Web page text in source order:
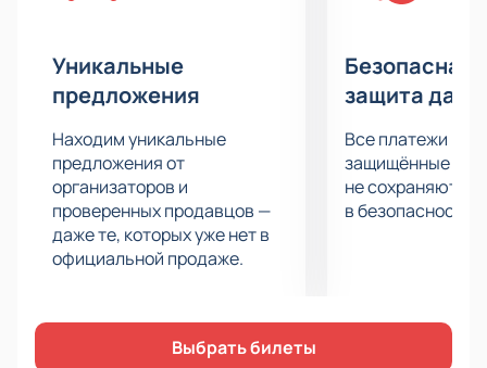
Уникальные
предложения
Находим уникальные
предложения от
организаторов и
проверенных продавцов —
даже те, которых уже нет в
официальной продаже.
Безопасная
защита
Все платежи
защищённые
не сохраняются
в безопасности.
Выбрать билеты